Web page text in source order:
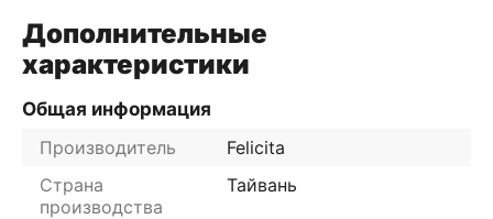
Дополнительные
характеристики
Общая информация
Производитель
Felicita
Страна
производства
Тайвань